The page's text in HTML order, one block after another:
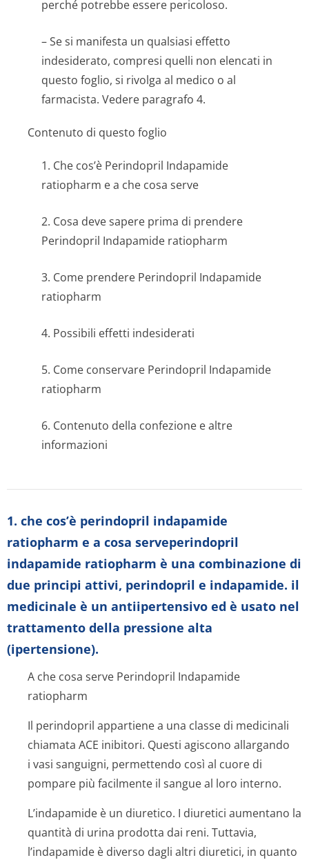
perché potrebbe essere pericoloso.
– Se si manifesta un qualsiasi effetto
indesiderato, compresi quelli non elencati in
questo foglio, si rivolga al medico o al
farmacista. Vedere paragrafo 4.
Contenuto di questo foglio
1. Che cos’è Perindopril Indapamide
ratiopharm e a che cosa serve
2. Cosa deve sapere prima di prendere
Perindopril Indapamide ratiopharm
3. Come prendere Perindopril Indapamide
ratiopharm
4. Possibili effetti indesiderati
5. Come conservare Perindopril Indapamide
ratiopharm
6. Contenuto della confezione e altre
informazioni
1. che cos’è perindopril indapamide
ratiopharm e a cosa serveperindopril
indapamide ratiopharm è una combinazione di
due principi attivi, perindopril e indapamide. il
medicinale è un antiipertensivo ed è usato nel
trattamento della pressione alta
(ipertensione).
A che cosa serve Perindopril Indapamide
ratiopharm
Il perindopril appartiene a una classe di medicinali
chiamata ACE inibitori. Questi agiscono allargando
i vasi sanguigni, permettendo così al cuore di
pompare più facilmente il sangue al loro interno.
L’indapamide è un diuretico. I diuretici aumentano la
quantità di urina prodotta dai reni. Tuttavia,
l’indapamide è diverso dagli altri diuretici, in quanto